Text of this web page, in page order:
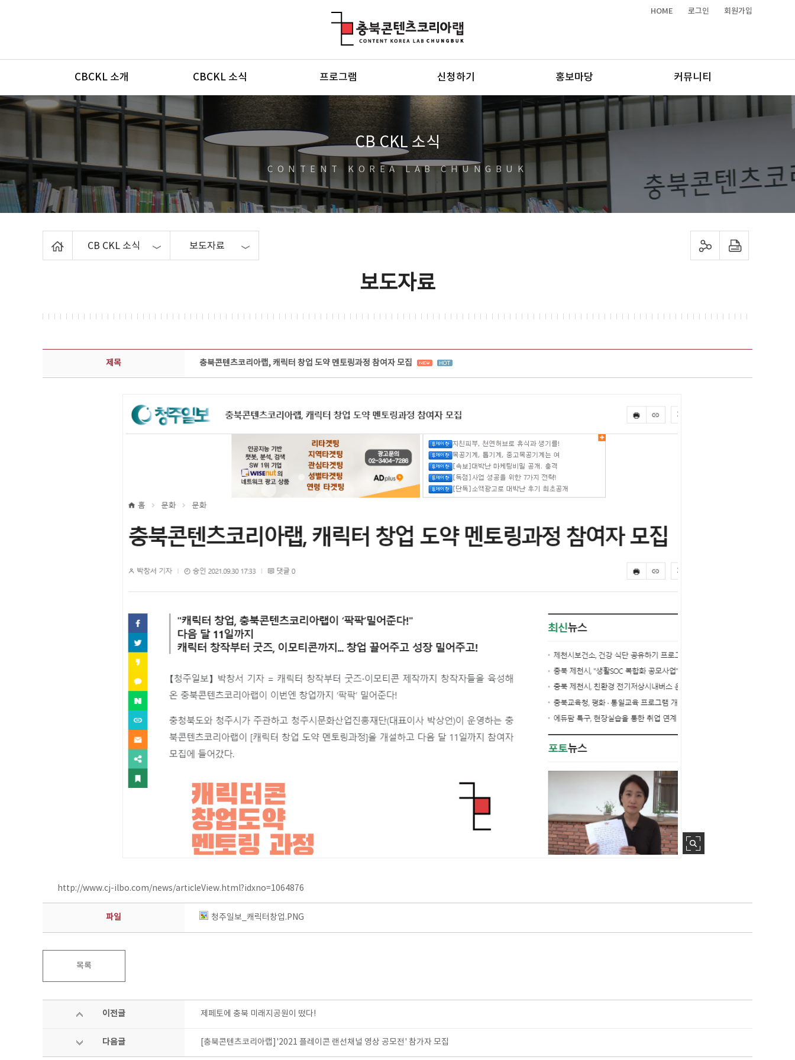
HOME 로그인 회원가입
메뉴
CBCKL 소개 CBCKL 소식 프로그램 신청하기 홍보마당 커뮤니티
CB CKL 소식
CONTENT KOREA LAB CHUNGBUK
CB CKL 소식 보도자료 sns 공유하기 프린트하기
보도자료
보도자료 상세보기 - 제목, 담당부서, 담당자, 담당연락처, 내용, 첨부파일 정보 제공
제목 충북콘텐츠코리아랩, 캐릭터 창업 도약 멘토링과정 참여자 모집
http://www.cj-ilbo.com/news/articleView.html?idxno=1064876
파일 청주일보_캐릭터창업.PNG
목록
이전글 제페토에 충북 미래지공원이 떴다!
다음글 [충북콘텐츠코리아랩]'2021 플레이콘 랜선채널 영상 공모전' 참가자 모집